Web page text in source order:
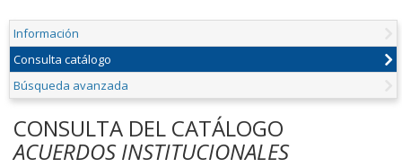
Información
Consulta catálogo
Búsqueda avanzada
CONSULTA DEL CATÁLOGO
ACUERDOS INSTITUCIONALES